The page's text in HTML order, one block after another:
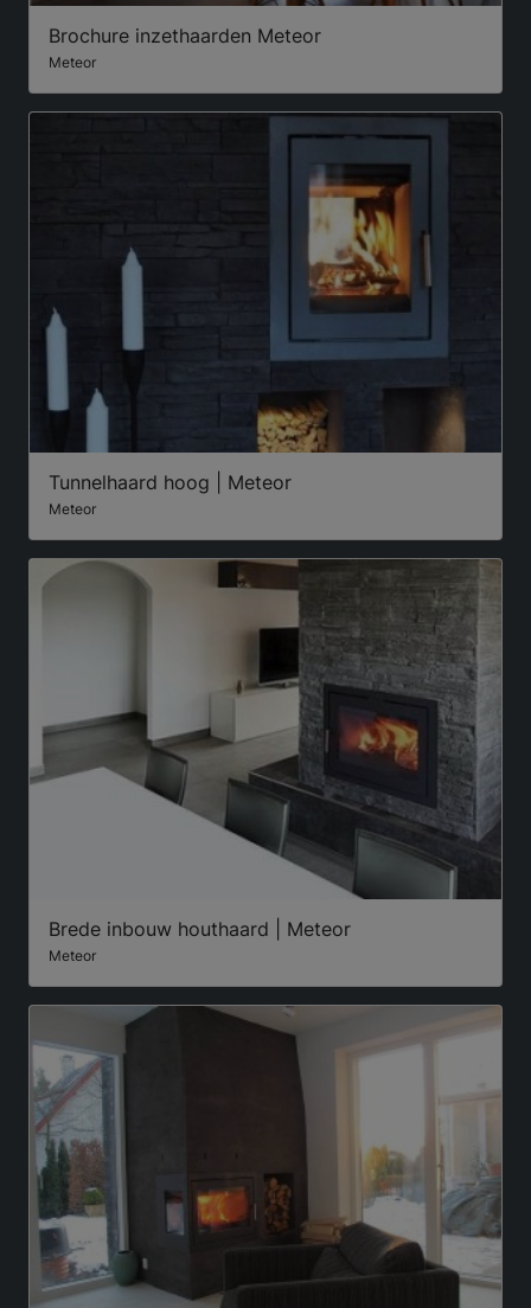
Brochure inzethaarden Meteor
Meteor
Tunnelhaard hoog | Meteor
Meteor
Brede inbouw houthaard | Meteor
Meteor